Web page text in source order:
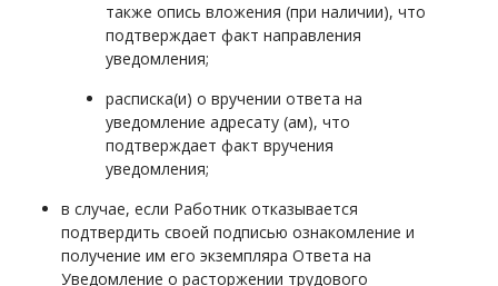
также опись вложения (при наличии), что
подтверждает факт направления
уведомления;
расписка(и) о вручении ответа на
уведомление адресату (ам), что
подтверждает факт вручения
уведомления;
в случае, если Работник отказывается
подтвердить своей подписью ознакомление и
получение им его экземпляра Ответа на
Уведомление о расторжении трудового